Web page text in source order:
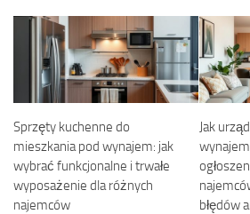
Sprzęty kuchenne do
mieszkania pod wynajem: jak
wybrać funkcjonalne i trwałe
wyposażenie dla różnych
najemców
Jak
błędów